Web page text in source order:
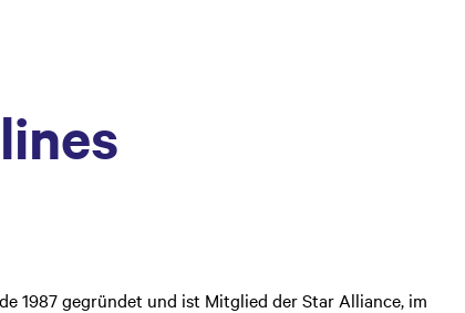
1987 gegründet und ist Mitglied der Star Alliance, im